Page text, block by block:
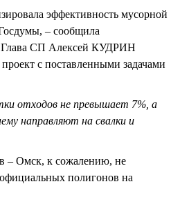
эффективность мусорной
– сообщила
Глава СП Алексей КУДРИН
с поставленными задачами
отходов не превышает 7%, а
направляют на свалки и
– Омск, к сожалению, не
полигонов на